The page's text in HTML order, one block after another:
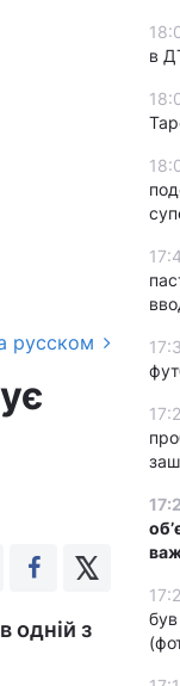
русском
одній з
в